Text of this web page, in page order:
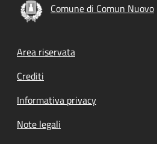
Comune di Comun Nuovo
Footer menu
Area riservata
Crediti
Informativa privacy
Note legali